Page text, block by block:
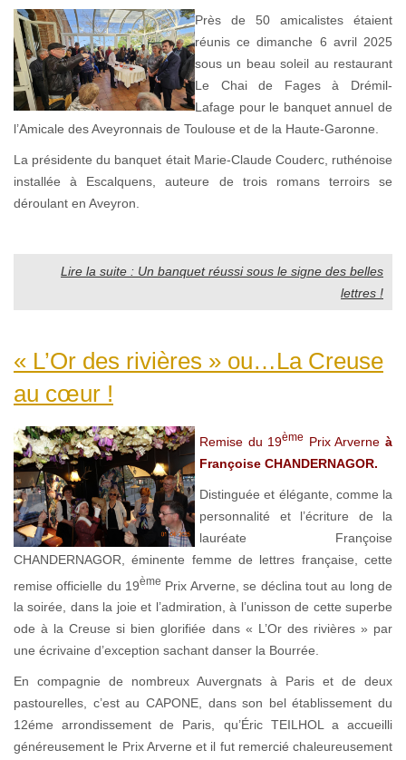
Près de 50 amicalistes étaient
réunis ce dimanche 6 avril 2025
sous un beau soleil au restaurant
Le Chai de Fages à Drémil-
Lafage pour le banquet annuel de
l’Amicale des Aveyronnais de Toulouse et de la Haute-Garonne.
La présidente du banquet était Marie-Claude Couderc, ruthénoise
installée à Escalquens, auteure de trois romans terroirs se
déroulant en Aveyron.
Lire la suite : Un banquet réussi sous le signe des belles
lettres !
« L’Or des rivières » ou…La Creuse
au cœur !
Remise du 19ème Prix Arverne à
Françoise CHANDERNAGOR.
Distinguée et élégante, comme la
personnalité et l’écriture de la
lauréate Françoise
CHANDERNAGOR, éminente femme de lettres française, cette
remise officielle du 19ème Prix Arverne, se déclina tout au long de
la soirée, dans la joie et l’admiration, à l’unisson de cette superbe
ode à la Creuse si bien glorifiée dans « L’Or des rivières » par
une écrivaine d’exception sachant danser la Bourrée.
En compagnie de nombreux Auvergnats à Paris et de deux
pastourelles, c’est au CAPONE, dans son bel établissement du
12éme arrondissement de Paris, qu’Éric TEILHOL a accueilli
généreusement le Prix Arverne et il fut remercié chaleureusement